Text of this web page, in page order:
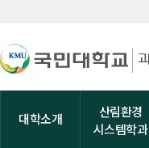
대학소개
산림환경
시스템학과